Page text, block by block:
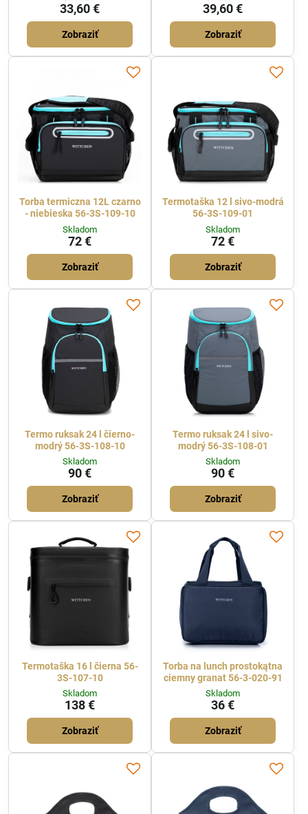
33,60 €
Zobraziť
39,60 €
Zobraziť
Torba termiczna 12L czarno
- niebieska 56-3S-109-10
Skladom
72 €
Zobraziť
Termotaška 12 l sivo-modrá
56-3S-109-01
Skladom
72 €
Zobraziť
Termo ruksak 24 l čierno-
modrý 56-3S-108-10
Skladom
90 €
Zobraziť
Termo ruksak 24 l sivo-
modrý 56-3S-108-01
Skladom
90 €
Zobraziť
Termotaška 16 l čierna 56-
3S-107-10
Skladom
138 €
Zobraziť
Torba na lunch prostokątna
ciemny granat 56-3-020-91
Skladom
36 €
Zobraziť